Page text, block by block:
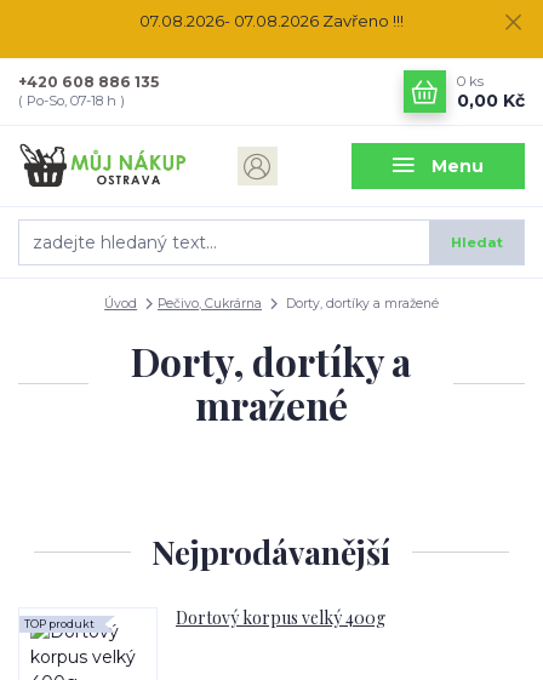
07.08.2026- 07.08.2026 Zavřeno !!!
Menu
Hledat
+420 608 886 135
( Po-So, 07-18 h )
0 ks
0,00 Kč
Úvod Pečivo, Cukrárna Dorty, dortíky a mražené
Dorty, dortíky a
mražené
Nejprodávanější
Dortový korpus velký 400g
TOP produkt